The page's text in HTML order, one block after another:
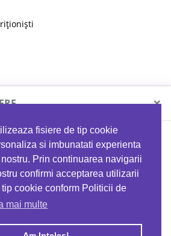
fisiere de tip cookie
si imbunatati experienta
Prin continuarea navigarii
confirmi acceptarea utilizarii
cookie conform Politicii de
mai multe
×
orice comandă folosind codul
EATTRACK
Profită acum